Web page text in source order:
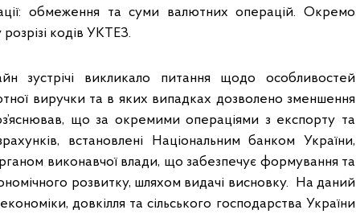
обмеження та суми валютних операцій. Окремо
кодів УКТЕЗ.
зустрічі викликало питання щодо особливостей
виручки та в яких випадках дозволено зменшення
що за окремими операціями з експорту та
встановлені Національним банком України,
виконавчої влади, що забезпечує формування та
розвитку, шляхом видачі висновку. На даний
довкілля та сільського господарства України